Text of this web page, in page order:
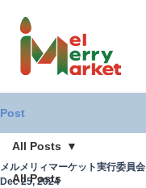
Post
All Posts
All Posts
メルメリィマーケット実行委員会
Dec 25, 2024